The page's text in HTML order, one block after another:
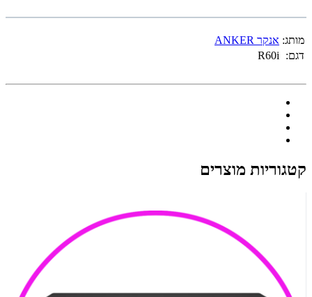
מותג: אנקר ANKER
דגם:
R60i
קטגוריות מוצרים